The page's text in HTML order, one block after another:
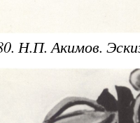
Н.П. Акимов.